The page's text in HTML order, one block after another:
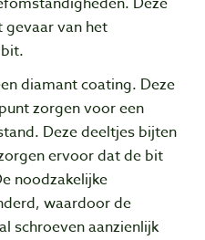
van het
diamant coating. Deze
zorgen voor een
Deze deeltjes bijten
ervoor dat de bit
noodzakelijke
waardoor de
schroeven aanzienlijk